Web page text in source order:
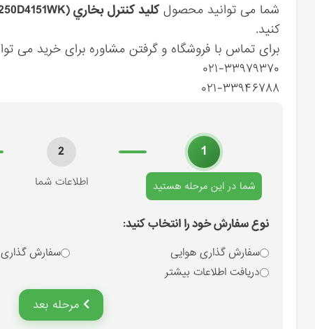
شما می توانید محصولكليد كنترل بخاري (97250D4151WK) کیا
کنید.
برای تماس با فروشگاه و گرفتن مشاوره برای خرید می
۰۲۱-۳۳۹۷۹۳۷۰
۰۲۱-۳۳۹۴۶۷۸۸
1
انتخاب نوع سفارش
شما در این مرحله هستید
2
اطلاعات شما
نوع سفارش خود را انتخاب کنید:
سفارش گذاری هوایی
سفارش
دریافت اطلاعات بیشتر
مرحله بعد